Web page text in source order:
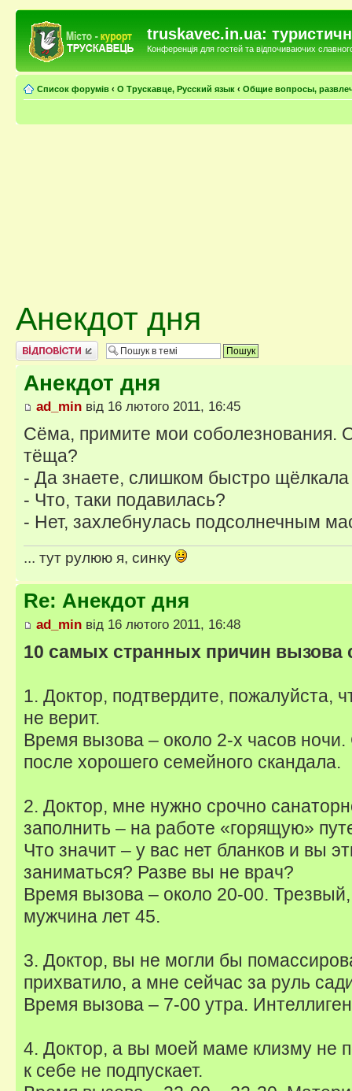
truskavec.in.ua:
Конференція для гостей та відпочиваючих
Список форумів ‹ О Трускавце, Русский язык ‹ Общие вопросы,
Анекдот дня
Відповісти
Анекдот дня
ad_min від 16 лютого 2011, 16:45
Сёма, примите мои соболезнования.
тёща?
- Да знаете, слишком быстро щёлкала
- Что, таки подавилась?
- Нет, захлебнулась подсолнечным
... тут рулюю я, синку
Re: Анекдот дня
ad_min від 16 лютого 2011, 16:48
10 самых странных причин вызова
1. Доктор, подтвердите, пожалуйста,
не верит.
Время вызова – около 2-х часов
после хорошего семейного скандала.
2. Доктор, мне нужно срочно
заполнить – на работе «горящую»
Что значит – у вас нет бланков и вы
заниматься? Разве вы не врач?
Время вызова – около 20-00. Трезвый,
мужчина лет 45.
3. Доктор, вы не могли бы
прихватило, а мне сейчас за руль
Время вызова – 7-00 утра.
4. Доктор, а вы моей маме клизму не
к себе не подпускает.